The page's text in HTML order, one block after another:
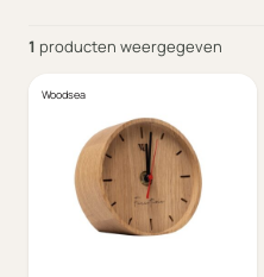
1 producten weergegeven
Woodsea